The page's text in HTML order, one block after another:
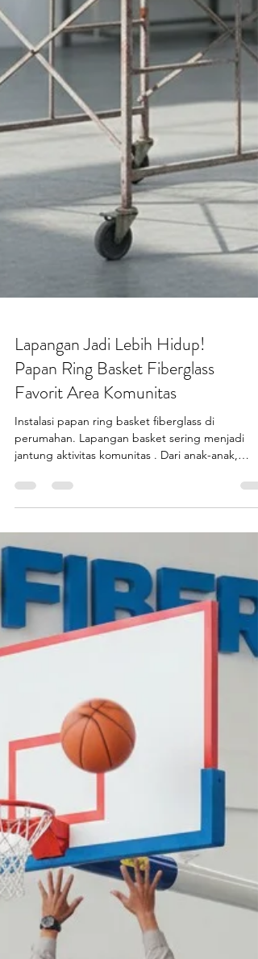
Lapangan Jadi Lebih Hidup!
Papan Ring Basket Fiberglass
Favorit Area Komunitas
Instalasi papan ring basket fiberglass di
jantung aktivitas komunitas . Dari anak-anak,
remaja, sampai orang tua, semua berkumpul,
berinteraksi, dan membangun kebersamaan.
Namun, semua itu tidak akan berjalan maksimal
tanpa papan ring basket fiberglass yang kuat,
aman, dan tahan lama. Di banyak perumahan dan
lapangan umum, masih ditemukan papan basket
yang mudah rusak, ring bengkok, atau papan
lapuk karena hujan dan panas. Padahal, l